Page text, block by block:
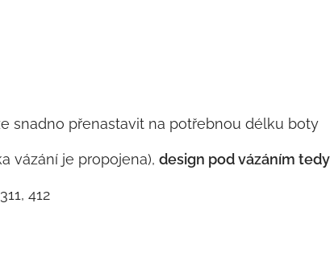
snadno přenastavit na potřebnou délku boty
vázání je propojena), design pod vázáním
412